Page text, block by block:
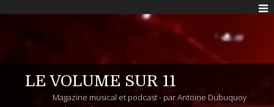
LE VOLUME SUR 11
Magazine musical et podcast - par Antoine Dubuquoy